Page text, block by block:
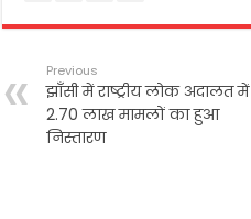
Previous
झाँसी में राष्ट्रीय लोक अदालत में
2.70 लाख मामलों का हुआ
निस्तारण